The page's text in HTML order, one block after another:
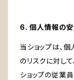
6. 個人情報の
当ショップは、
のリスクに対し
ショップの従業